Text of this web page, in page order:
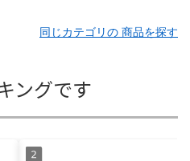
同じカテゴリの 商品を探す
ングです